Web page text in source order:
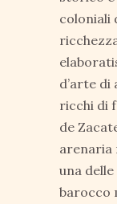
coloniali
d’arte
ricchi di
de
arenaria
una
barocco